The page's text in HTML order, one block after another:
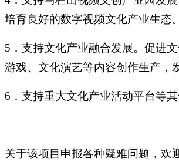
培育良好的数字视频文化产业生态。
5．支持文化产业融合发展。促进
游戏、文化演艺等内容创作生产，
6．支持重大文化产业活动平台等
关于该项目申报各种疑难问题，欢